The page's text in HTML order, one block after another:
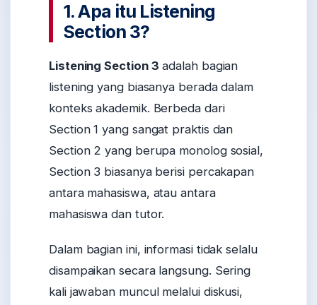
1. Apa itu Listening
Section 3?
Listening Section 3 adalah bagian
listening yang biasanya berada dalam
konteks akademik. Berbeda dari
Section 1 yang sangat praktis dan
Section 2 yang berupa monolog sosial,
Section 3 biasanya berisi percakapan
antara mahasiswa, atau antara
mahasiswa dan tutor.
Dalam bagian ini, informasi tidak selalu
disampaikan secara langsung. Sering
kali jawaban muncul melalui diskusi,